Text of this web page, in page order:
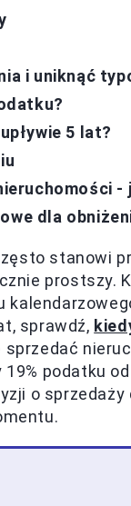
i uniknąć
5 lat?
-
dla
stanowi
prostszy.
sprawdź,
podatku
o sprzedaży